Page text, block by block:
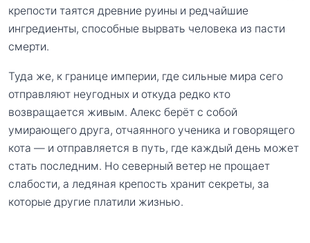
крепости таятся древние руины и редчайшие
ингредиенты, способные вырвать человека из пасти
смерти.
Туда же, к границе империи, где сильные мира сего
отправляют неугодных и откуда редко кто
возвращается живым. Алекс берёт с собой
умирающего друга, отчаянного ученика и говорящего
кота — и отправляется в путь, где каждый день может
стать последним. Но северный ветер не прощает
слабости, а ледяная крепость хранит секреты, за
которые другие платили жизнью.